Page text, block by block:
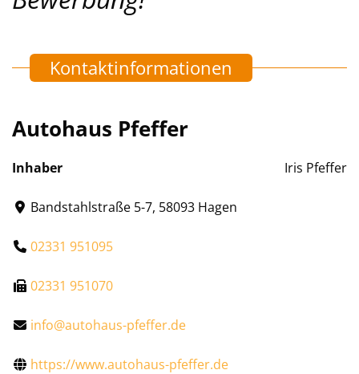
Kontaktinformationen
Autohaus Pfeffer
Inhaber Iris Pfeffer
Bandstahlstraße 5-7, 58093 Hagen
02331 951095
02331 951070
info@autohaus-pfeffer.de
https://www.autohaus-pfeffer.de